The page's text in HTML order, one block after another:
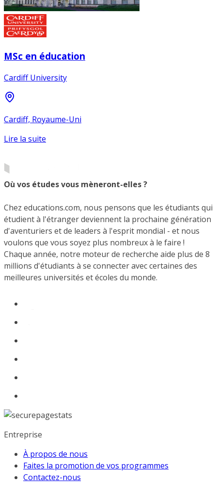
MSc en éducation
Cardiff University
Cardiff, Royaume-Uni
Lire la suite
Où vos études vous mèneront-elles ?
Chez educations.com, nous pensons que les étudiants qui
étudient à l'étranger deviennent la prochaine génération
d'aventuriers et de leaders à l'esprit mondial - et nous
voulons que vous soyez plus nombreux à le faire !
Chaque année, notre moteur de recherche aide plus de 8
millions d'étudiants à se connecter avec certaines des
meilleures universités et écoles du monde.
Entreprise
À propos de nous
Faites la promotion de vos programmes
Contactez-nous